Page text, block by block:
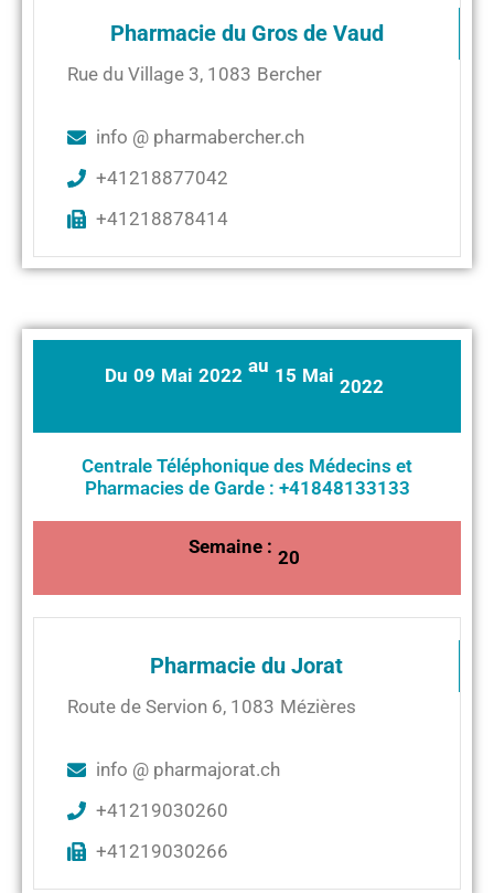
Pharmacie du Gros de Vaud
Rue du Village 3, 1083 Bercher
info @ pharmabercher.ch
+41218877042
+41218878414
Du 09 Mai 2022 au 15 Mai 2022
Centrale Téléphonique des Médecins et
Pharmacies de Garde : +41848133133
Semaine : 20
Pharmacie du Jorat
Route de Servion 6, 1083 Mézières
info @ pharmajorat.ch
+41219030260
+41219030266